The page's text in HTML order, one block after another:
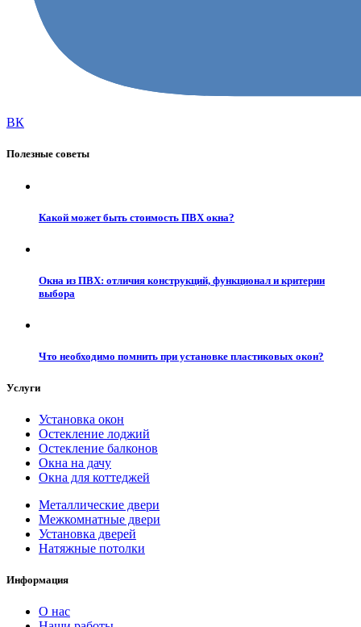
ВК
Полезные советы
Какой может быть стоимость ПВХ окна?
Окна из ПВХ: отличия конструкций, функционал и критерии
выбора
Что необходимо помнить при установке пластиковых окон?
Услуги
Установка окон
Остекление лоджий
Остекление балконов
Окна на дачу
Окна для коттеджей
Металлические двери
Межкомнатные двери
Установка дверей
Натяжные потолки
Информация
О нас